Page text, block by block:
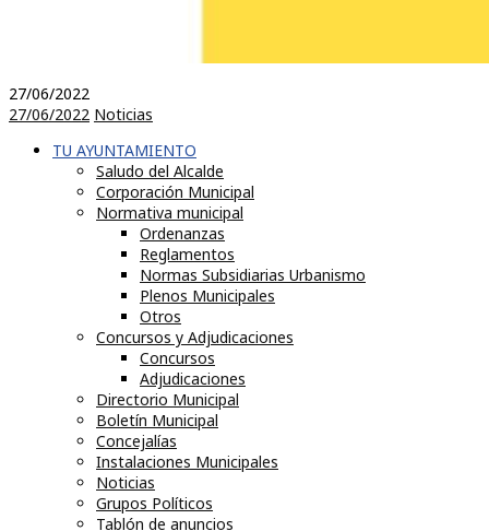
27/06/2022
27/06/2022 Noticias
TU AYUNTAMIENTO
Saludo del Alcalde
Corporación Municipal
Normativa municipal
Ordenanzas
Reglamentos
Normas Subsidiarias Urbanismo
Plenos Municipales
Otros
Concursos y Adjudicaciones
Concursos
Adjudicaciones
Directorio Municipal
Boletín Municipal
Concejalías
Instalaciones Municipales
Noticias
Grupos Políticos
Tablón de anuncios